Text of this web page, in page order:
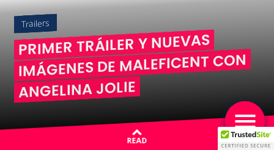
Trailers
PRIMER TRÁILER Y NUEVAS
IMÁGENES DE MALEFICENT CON
ANGELINA JOLIE
READ